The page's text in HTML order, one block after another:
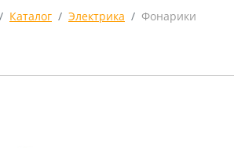
Каталог Электрика Фонарики